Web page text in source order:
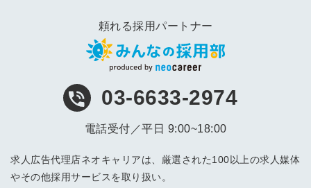
頼れる採用パートナー
03-6633-2974
電話受付／平日 9:00~18:00
求人広告代理店ネオキャリアは、厳選された100以上の求人媒体
やその他採用サービスを取り扱い。